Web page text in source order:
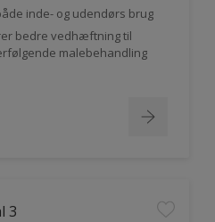
inde- og udendørs brug
bedre vedhæftning til
malebehandling
3